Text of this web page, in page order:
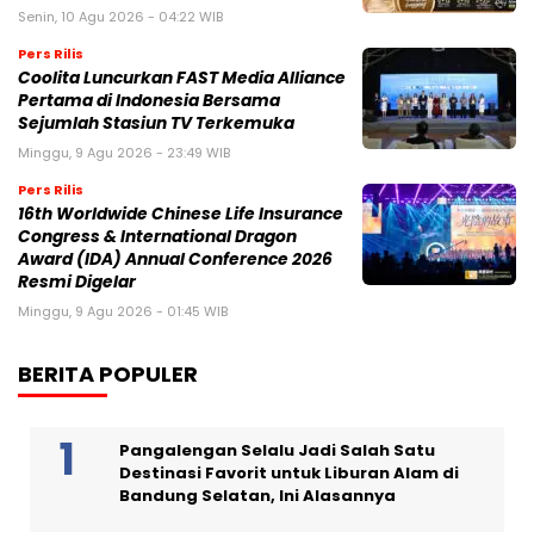
Senin, 10 Agu 2026 - 04:22 WIB
Pers Rilis
Coolita Luncurkan FAST Media Alliance
Pertama di Indonesia Bersama
Sejumlah Stasiun TV Terkemuka
Minggu, 9 Agu 2026 - 23:49 WIB
Pers Rilis
16th Worldwide Chinese Life Insurance
Congress & International Dragon
Award (IDA) Annual Conference 2026
Resmi Digelar
Minggu, 9 Agu 2026 - 01:45 WIB
BERITA POPULER
Pangalengan Selalu Jadi Salah Satu
Destinasi Favorit untuk Liburan Alam di
Bandung Selatan, Ini Alasannya